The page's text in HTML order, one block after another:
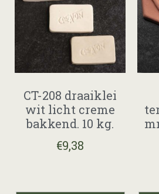
CT-208 draaiklei
wit licht creme
bakkend. 10 kg.
€9,38